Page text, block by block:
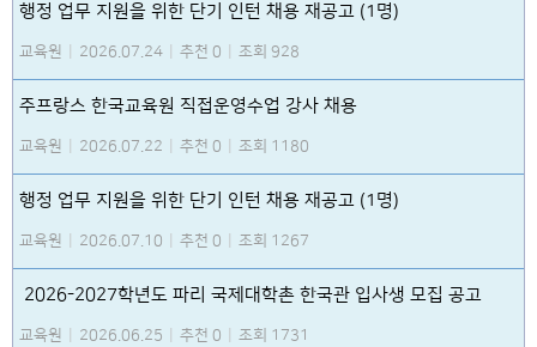
행정 업무 지원을 위한 단기 인턴 채용 재공고 (1명)
교육원 2026.07.24 추천 0 조회 928
주프랑스 한국교육원 직접운영수업 강사 채용
교육원 2026.07.22 추천 0 조회 1180
행정 업무 지원을 위한 단기 인턴 채용 재공고 (1명)
교육원 2026.07.10 추천 0 조회 1267
2026-2027학년도 파리 국제대학촌 한국관 입사생 모집 공고
교육원 2026.06.25 추천 0 조회 1731